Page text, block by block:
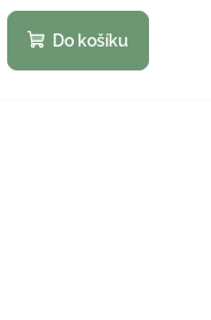
Do košíku